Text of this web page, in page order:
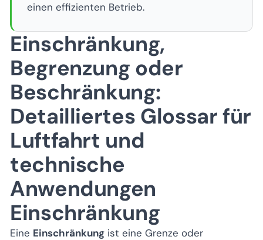
einen effizienten Betrieb.
Einschränkung,
Begrenzung oder
Beschränkung:
Detailliertes Glossar für
Luftfahrt und
technische
Anwendungen
Einschränkung
Eine Einschränkung ist eine Grenze oder